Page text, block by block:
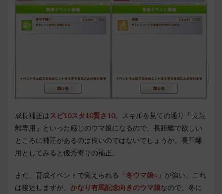
成長補正は スピ10スタ10賢さ10。スキルを見ての通り「長距
離専用」といった感じのウマ娘になるので、長距離で欲しい
ところに補正があるのは良いのではないでしょうか。長距離
用としてみると優秀寄りの補正。
また、育成イベントで覚えられる 「冬ウマ娘○」 が強い。これ
は後述しますが、 かなり有馬記念向きのウマ娘なので、冬に